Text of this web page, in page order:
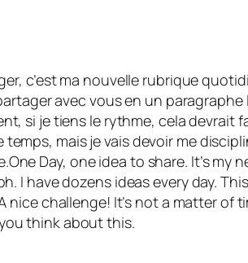
c’est ma nouvelle rubrique
avec vous en un
si je tiens le rythme, cela devrait
mais je vais devoir me
One Day, one idea to share. It’s
I have dozens ideas every day.
nice challenge! It’s not a matter
think about this.